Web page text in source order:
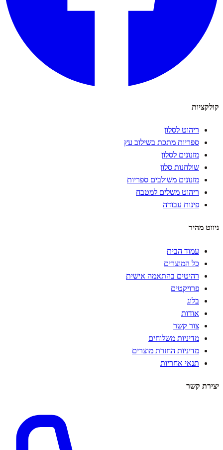
קולקציות
ריהוט לסלון
ספריות מתכת בשילוב עץ
מזנונים לסלון
שולחנות סלון
מזנונים משולבים ספריות
ריהוט משלים למטבח
פינות עבודה
ניווט מהיר
עמוד הבית
כל המוצרים
רהיטים בהתאמה אישית
פרויקטים
בלוג
אודות
צור קשר
מדיניות משלוחים
מדיניות החזרת מוצרים
תנאי אחריות
יצירת קשר